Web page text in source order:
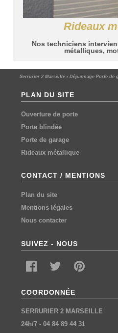
Rideaux
Nos techniciens
métalliques,
Serrurier 2 Marseille › Dépannage Porte de
PLAN DU SITE
Ouverture de porte
Porte blindée
Porte de garage
Rideaux métallique
CONTACT / MENTIONS
Plan du site
Mentions légales
Nous contacter
SUIVEZ - NOUS
COORDONNÉE
SERRURIER 2 MARSEILLE
24h/7- 04 84 89 44 31